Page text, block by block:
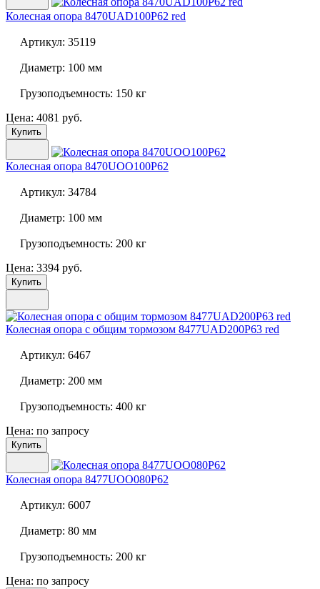
Колесная опора 8470UAD100P62 red
Артикул: 35119
Диаметр: 100 мм
Грузоподъемность: 150 кг
Цена: 4081 руб.
Купить
Колесная опора 8470UOO100P62
Артикул: 34784
Диаметр: 100 мм
Грузоподъемность: 200 кг
Цена: 3394 руб.
Купить
Колесная опора с общим тормозом 8477UAD200P63 red
Артикул: 6467
Диаметр: 200 мм
Грузоподъемность: 400 кг
Цена: по запросу
Купить
Колесная опора 8477UOO080P62
Артикул: 6007
Диаметр: 80 мм
Грузоподъемность: 200 кг
Цена: по запросу